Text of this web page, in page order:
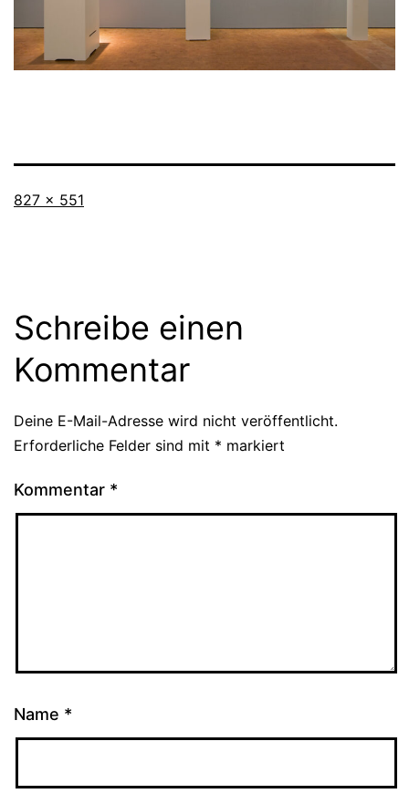
Vollständige
827 × 551
Schreibe einen
Kommentar
Deine E-Mail-Adresse wird nicht veröffentlicht.
Erforderliche Felder sind mit * markiert
Kommentar *
Name *